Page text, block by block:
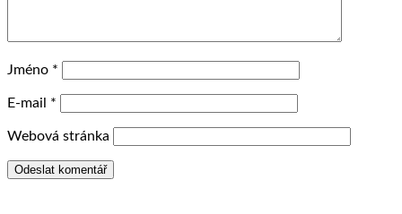
Jméno *
E-mail *
Webová stránka